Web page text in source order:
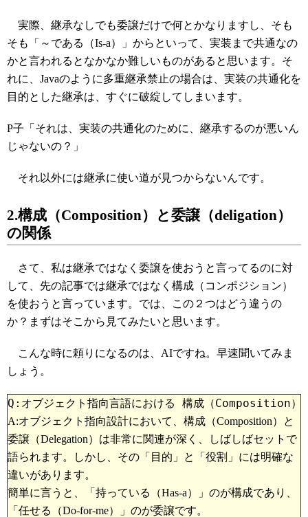
実際、継承なしでも委譲だけで何とかなりますし、そも
そも「～である（Is-a）」からといって、実装まで共通なの
かと言われるとなかなか難しいものがあると思います。そ
れに、Javaのように多重継承禁止の場合は、実装の共通化を
目的とした継承は、すぐに破綻してしまいます。
P子「それは、実装の共通化のために、継承するのが悪いん
じゃないの？」
それ以外には継承に使い道が見つからないんです。
2.構成（Composition）と委譲（deligation）
の関係
さて、私は継承ではなく委譲を使おうと言ってるのに対
して、先の記事では継承ではなく構成（コンポジション）
を使おうと言っています。では、この２つはどう違うの
か？まずはそこから見てみたいと思います。
こんな時に頼りになるのは、AIですね。早速聞いてみま
しょう。
Q:オブジェクト指向言語における 構成（Composition
A:オブジェクト指向設計において、構成（Composition）と
委譲（Delegation）は非常に関連が深く、しばしばセットで
語られます。しかし、その「目的」と「役割」には明確な
違いがあります。
簡単に言うと、「持っている（Has-a）」のが構成であり、
「任せる（Do-for-me）」のが委譲です。